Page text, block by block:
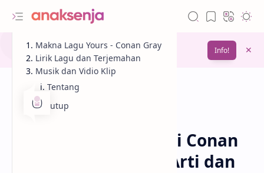
Gunakan fitur Bookmarkuntuk menyimpan
bacaanmu di lain waktu
Info!
Lirik Lagu Yours dari Conan
Gray / Terjemahan Arti dan
Makna Lagu Yours - Conan Gray
Lirik Lagu dan Terjemahan
Musik dan Vidio Klip
Tentang
Penutup